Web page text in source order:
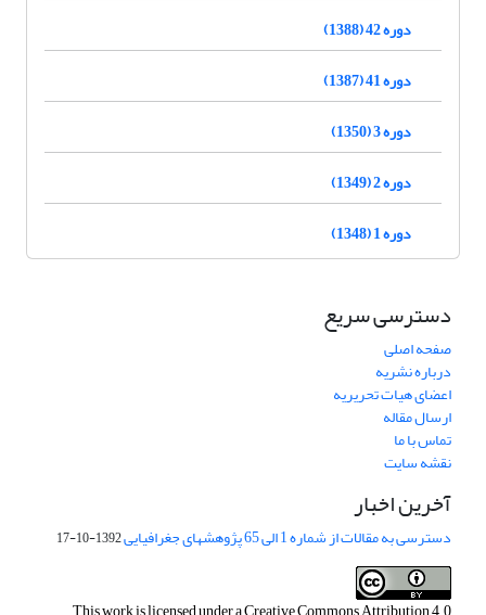
دوره 42 (1388)
دوره 41 (1387)
دوره 3 (1350)
دوره 2 (1349)
دوره 1 (1348)
دسترسی سریع
صفحه اصلی
درباره نشریه
اعضای هیات تحریریه
ارسال مقاله
تماس با ما
نقشه سایت
آخرین اخبار
دسترسی به مقالات از شماره 1 الی 65 پژوهشهای جغرافیایی 1392-10-17